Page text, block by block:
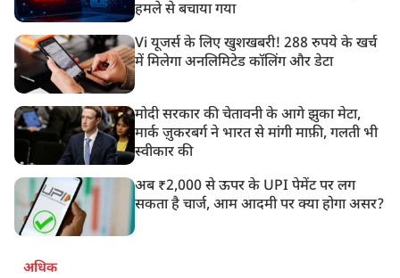
हमले से बचाया गया
Vi यूजर्स के लिए खुशखबरी! 288 रुपये के खर्च
में मिलेगा अनलिमिटेड कॉलिंग और डेटा
मोदी सरकार की चेतावनी के आगे झुका मेटा,
मार्क ज़ुकरबर्ग ने भारत से मांगी माफ़ी, गलती भी
स्वीकार की
अब ₹2,000 से ऊपर के UPI पेमेंट पर लग
सकता है चार्ज, आम आदमी पर क्या होगा असर?
अधिक